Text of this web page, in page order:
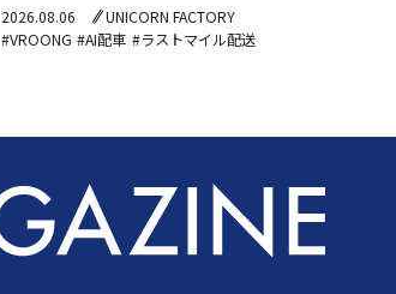
2026.08.06
UNICORN FACTORY
#VROONG #AI配車 #ラストマイル配送